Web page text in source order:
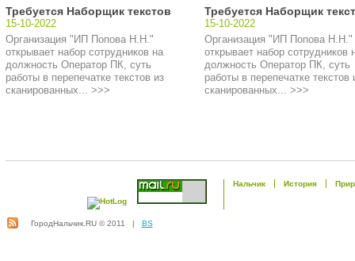
Требуется Наборщик текстов
15-10-2022
Организация "ИП Попова Н.Н."
открывает набор сотрудников на
должность Оператор ПК, суть
работы в перепечатке текстов из
сканированных... >>>
Требуется Наборщик
15-10-2022
Организация "ИП Попова Н.Н."
открывает набор сотрудников
должность Оператор ПК, суть
работы в перепечатке текстов
сканированных... >>>
Нальчик История
ГородНальчик.RU © 2011 | BS